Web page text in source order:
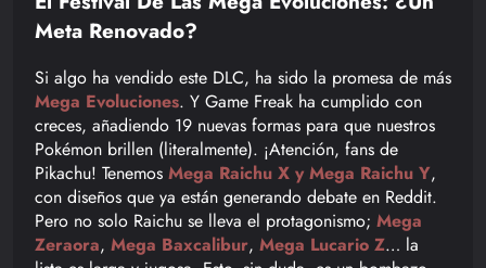
Meta Renovado?
Si algo ha vendido este DLC, ha sido la promesa de más
Mega Evoluciones. Y Game Freak ha cumplido con
creces, añadiendo 19 nuevas formas para que nuestros
Pokémon brillen (literalmente). ¡Atención, fans de
Pikachu! Tenemos Mega Raichu X y Mega Raichu Y,
con diseños que ya están generando debate en Reddit.
Pero no solo Raichu se lleva el protagonismo; Mega
Zeraora, Mega Baxcalibur, Mega Lucario Z… la